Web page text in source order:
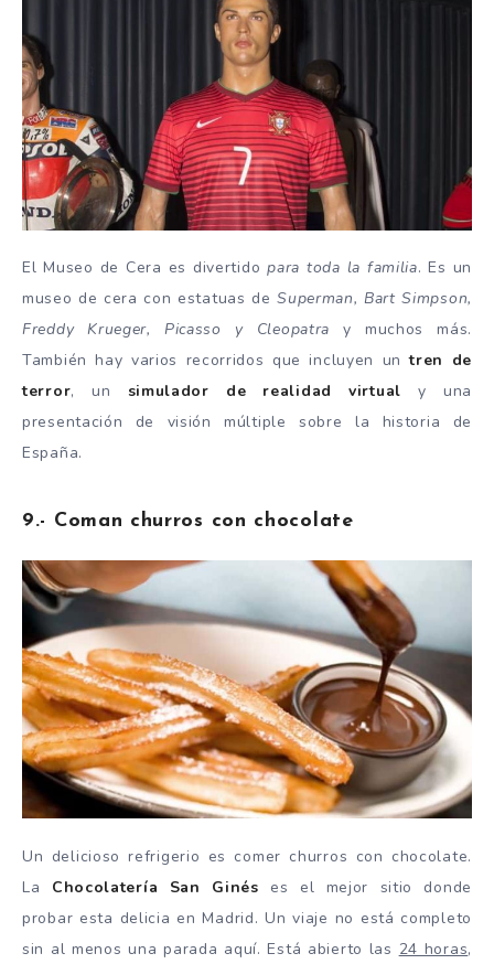
El Museo de Cera es divertidopara toda la familia. Es un
museo de cera con estatuas deSuperman, Bart Simpson,
Freddy Krueger, Picasso y Cleopatra y muchos más.
También hay varios recorridos que incluyen untren de
terror, un simulador de realidad virtual y una
presentación de visión múltiple sobre la historia de
España.
9.- Coman churros con chocolate
Un delicioso refrigerio es comer churros con chocolate.
La Chocolatería San Ginés es el mejor sitio donde
probar esta delicia en Madrid. Un viaje no está completo
sin al menos una parada aquí. Está abierto las 24 horas,